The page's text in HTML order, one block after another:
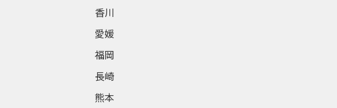
香川
愛媛
福岡
長崎
熊本